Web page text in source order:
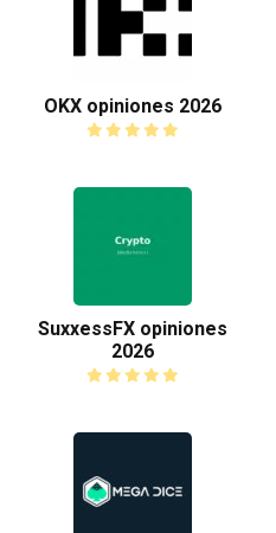
OKX opiniones 2026
SuxxessFX opiniones
2026